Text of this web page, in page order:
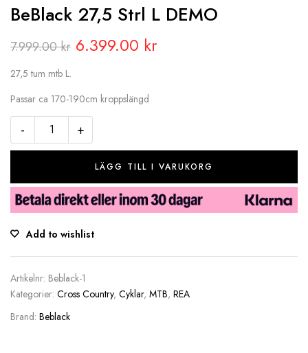
BeBlack 27,5 Strl L DEMO
7.999.00kr Original
was:
7.999.00 kr.
6.399.00 krCurrent
27,5 tum mtb L.
Passar ca 170-190cm kroppslängd
- +
LÄGG TILL I VARUKORG
Add to wishlist
Artikelnr: Beblack-1
Kategorier: Cross Country, Cyklar, MTB, REA
Brand: Beblack